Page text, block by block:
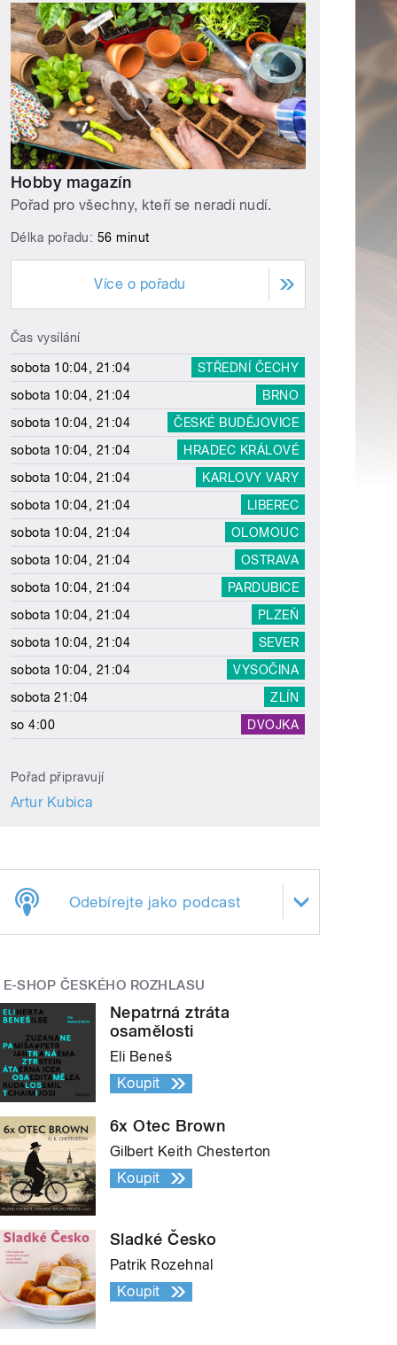
Hobby magazín
Pořad pro všechny, kteří se neradi nudí.
Délka pořadu: 56 minut
Více o pořadu
Čas vysílání
sobota 10:04, 21:04
STŘEDNÍ ČECHY
sobota 10:04, 21:04
BRNO
sobota 10:04, 21:04
ČESKÉ BUDĚJOVICE
sobota 10:04, 21:04
HRADEC KRÁLOVÉ
sobota 10:04, 21:04
KARLOVY VARY
sobota 10:04, 21:04
LIBEREC
sobota 10:04, 21:04
OLOMOUC
sobota 10:04, 21:04
OSTRAVA
sobota 10:04, 21:04
PARDUBICE
sobota 10:04, 21:04
PLZEŇ
sobota 10:04, 21:04
SEVER
sobota 10:04, 21:04
VYSOČINA
sobota 21:04
ZLÍN
so 4:00
DVOJKA
Pořad připravují
Artur Kubica
Odebírejte jako podcast
E-SHOP ČESKÉHO ROZHLASU
Nepatrná ztráta
osamělosti
Eli Beneš
Koupit
6x Otec Brown
Gilbert Keith Chesterton
Koupit
Sladké Česko
Patrik Rozehnal
Koupit